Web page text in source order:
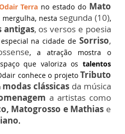
Terra no estado do Mato
nesta segunda (10),
antigas, os versos e poesia
na cidade de Sorriso,
, a atração mostra o
que valoriza ostalentos
conhece o projeto Tributo
modas clássicas da música
a artistas como
Matogrosso e Mathias e
.